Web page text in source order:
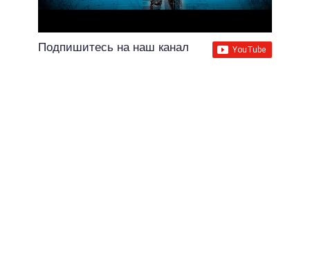
Подпишитесь на наш канал